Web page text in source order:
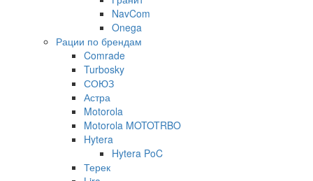
NavCom
Onega
Рации по брендам
Comrade
Turbosky
СОЮЗ
Астра
Motorola
Motorola MOTOTRBO
Hytera
Hytera PoC
Терек